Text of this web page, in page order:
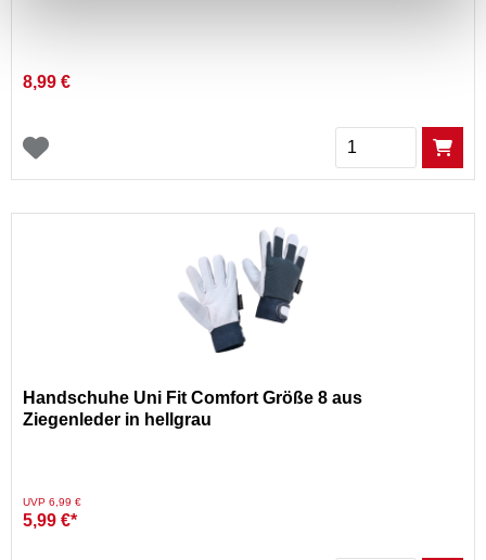
8,99 €
Menge
Handschuhe Uni Fit Comfort Größe 8 aus
Ziegenleder in hellgrau
Preis reduziert von
UVP 6,99 €auf
5,99 €*